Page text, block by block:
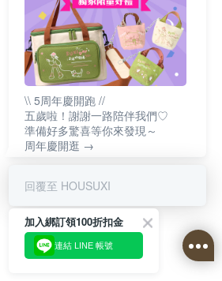
\\ 5周年慶開跑 //
五歲啦！謝謝一路陪伴我們♡
準備好多驚喜等你來發現～
周年慶開逛 →
回覆至 HOUSUXI
加入綁訂領100折扣金
連結 LINE 帳號